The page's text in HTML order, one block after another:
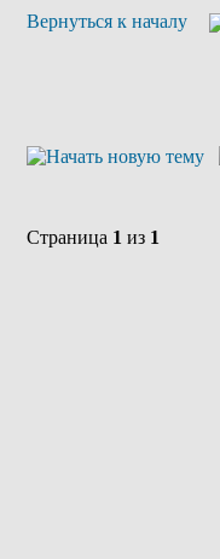
Вернуться к началу
Страница 1 из 1